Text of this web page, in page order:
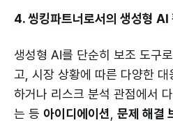
4. 씽킹파트너로서의 생성형 AI
생성형 AI를 단순히 보조 도구
고, 시장 상황에 따른 다양한 대
하거나 리스크 분석 관점에서
는 등 아이디에이션, 문제 해결